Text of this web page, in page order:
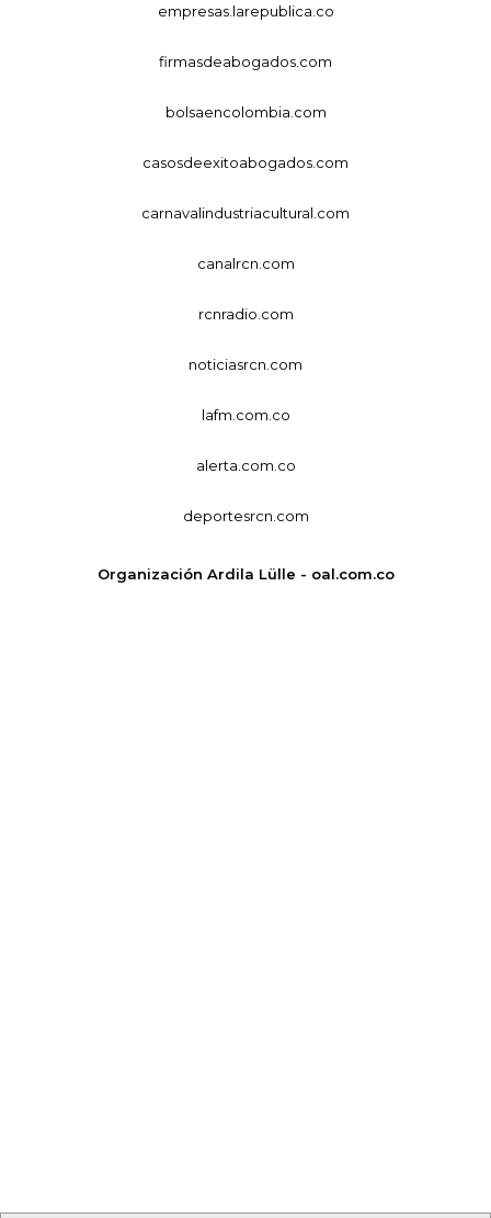
empresas.larepublica.co
firmasdeabogados.com
bolsaencolombia.com
casosdeexitoabogados.com
carnavalindustriacultural.com
canalrcn.com
rcnradio.com
noticiasrcn.com
lafm.com.co
alerta.com.co
deportesrcn.com
Organización Ardila Lülle - oal.com.co